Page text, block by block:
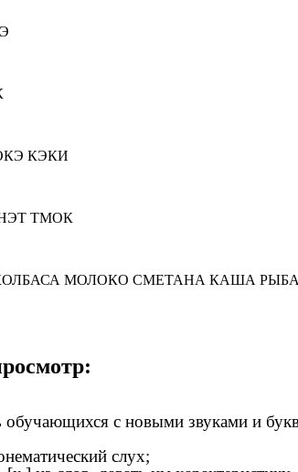
КЭКИ
ТМОК
МОЛОКО СМЕТАНА КАША РЫБА
обучающихся с новыми звуками и
слух;